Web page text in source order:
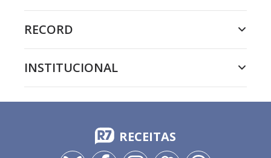
RECORD
INSTITUCIONAL
RECEITAS